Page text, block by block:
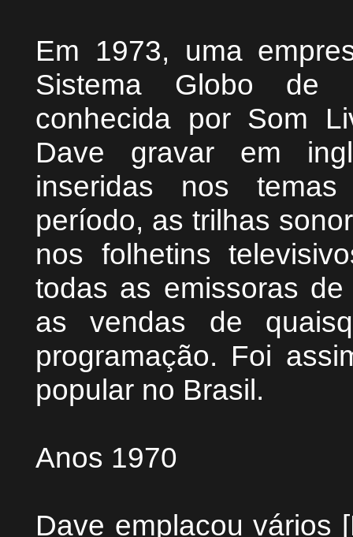
Em 1973, uma
Sistema Globo de
conhecida por Som
Dave gravar em
inseridas nos
período, as trilhas
nos folhetins
todas as emissoras
as vendas de
programação. Foi
popular no Brasil.
Anos 1970
Dave emplacou vários